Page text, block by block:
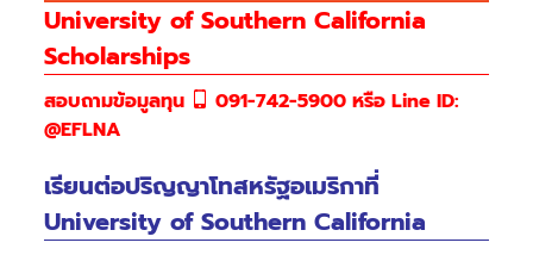
University of Southern California
Scholarships
สอบถามข้อมูลทุน
091-742-5900 หรือ Line ID:
@EFLNA
เรียนต่อปริญญาโทสหรัฐอเมริกาที่
University of Southern California